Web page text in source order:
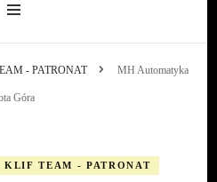
- PATRONAT MH Automatyka
Góra
TEAM - PATRONAT